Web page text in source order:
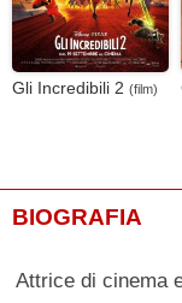
Gli Incredibili 2 (film)
BIOGRAFIA
Attrice di cinema